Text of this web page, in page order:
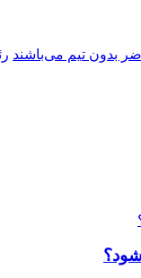
بدون تیم می‌باشند